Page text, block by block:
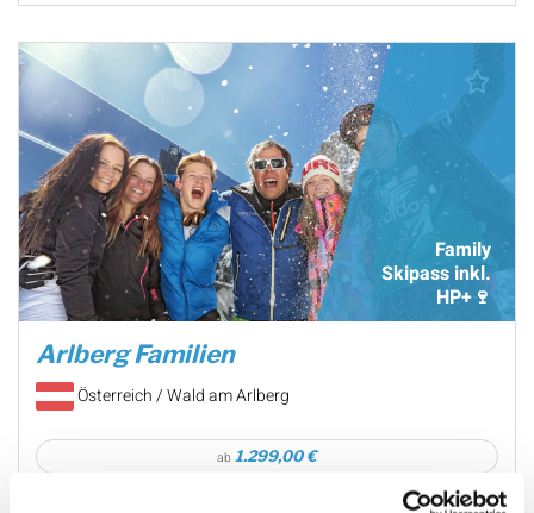
Family
Skipass inkl.
HP+🍷
Arlberg Familien
Österreich / Wald am Arlberg
ab 1.299,00 €